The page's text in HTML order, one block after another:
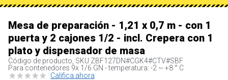
Mesa de preparación - 1,21 x 0,7 m - con 1
puerta y 2 cajones 1/2 - incl. Crepera con 1
plato y dispensador de masa
Código de producto, SKU ZBF127DN#CGK4#CTV#SBF
Para contenedores 9x 1/6 GN - temperatura: -2 ~ +8 ° C
Califica ahora